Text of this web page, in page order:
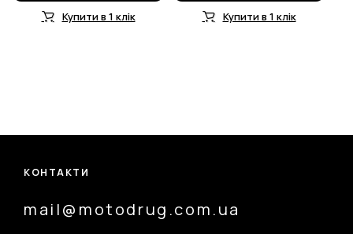
Купити в 1 клік Купити в 1 клік
КОНТАКТИ
mail@motodrug.com.ua